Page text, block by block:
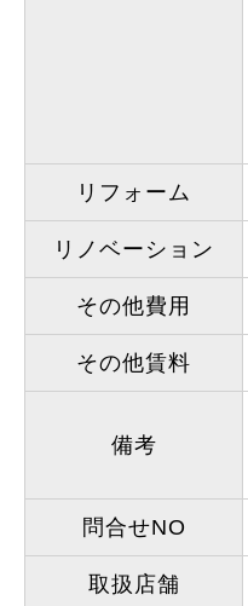
リフォーム
リノベーション
その他費用
その他賃料
備考
問合せNO
取扱店舗